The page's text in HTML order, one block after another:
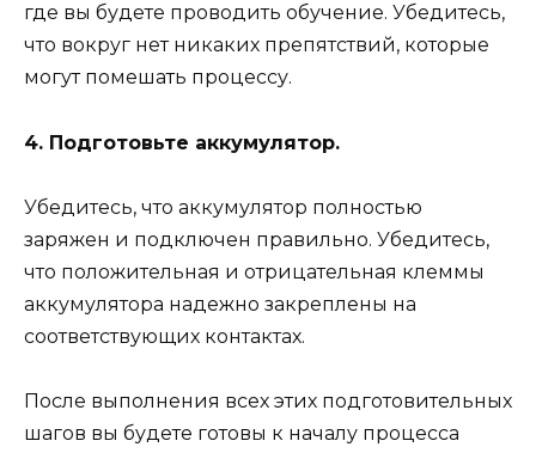
где вы будете проводить обучение. Убедитесь,
что вокруг нет никаких препятствий, которые
могут помешать процессу.
4. Подготовьте аккумулятор.
Убедитесь, что аккумулятор полностью
заряжен и подключен правильно. Убедитесь,
что положительная и отрицательная клеммы
аккумулятора надежно закреплены на
соответствующих контактах.
После выполнения всех этих подготовительных
шагов вы будете готовы к началу процесса